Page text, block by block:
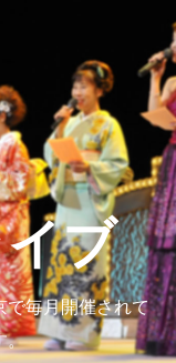
ブ
で毎月開催されて
。